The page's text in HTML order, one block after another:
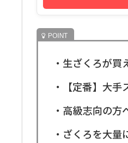
・生ざくろが買
・【定番】大
・高級志向の
・ざくろを大